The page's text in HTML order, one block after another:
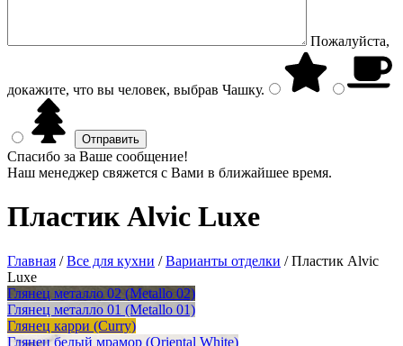
Пожалуйста,
докажите, что вы человек, выбрав Чашку.
Спасибо за Ваше сообщение!
Наш менеджер свяжется с Вами в ближайшее время.
Пластик Alvic Luxe
Главная /Все для кухни /Варианты отделки /Пластик Alvic
Luxe
Глянец металло 02 (Metallo 02)
Глянец металло 01 (Metallo 01)
Глянец карри (Curry)
Глянец белый мрамор (Oriental White)